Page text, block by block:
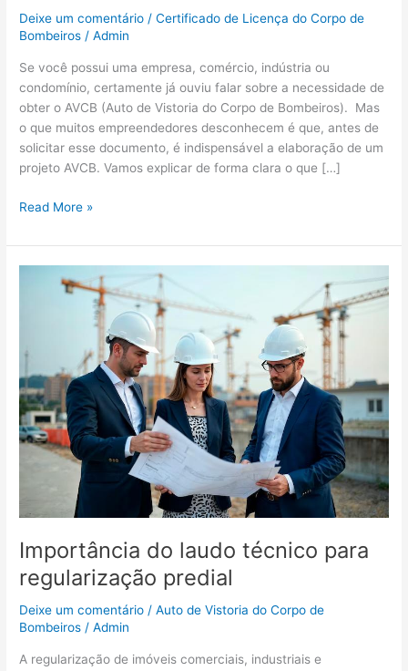
Deixe um comentário /Certificado de Licença do Corpo de
Bombeiros /Admin
Se você possui uma empresa, comércio, indústria ou
condomínio, certamente já ouviu falar sobre a necessidade de
obter o AVCB (Auto de Vistoria do Corpo de Bombeiros). Mas
o que muitos empreendedores desconhecem é que, antes de
solicitar esse documento, é indispensável a elaboração de um
projeto AVCB. Vamos explicar de forma clara o que […]
Read More »
Importância do laudo técnico para
regularização predial
Deixe um comentário /Auto de Vistoria do Corpo de
Bombeiros /Admin
A regularização de imóveis comerciais, industriais e
Importância
para
regularização
predial